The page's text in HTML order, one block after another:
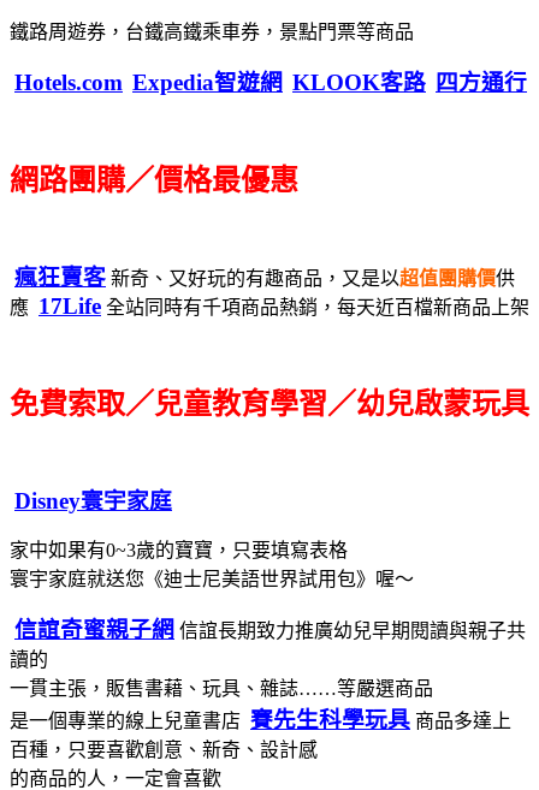
鐵路周遊券，台鐵高鐵乘車券，景點門票等商品
Hotels.com Expedia智遊網 KLOOK客路 四方通行
網路團購／價格最優惠
瘋狂賣客 新奇、又好玩的有趣商品，又是以超值團購價供
應 17Life 全站同時有千項商品熱銷，每天近百檔新商品上架
免費索取／兒童教育學習／幼兒啟蒙玩具
Disney寰宇家庭
家中如果有0~3歲的寶寶，只要填寫表格
寰宇家庭就送您《迪士尼美語世界試用包》喔～
信誼奇蜜親子網 信誼長期致力推廣幼兒早期閱讀與親子共
讀的
一貫主張，販售書藉、玩具、雜誌……等嚴選商品
是一個專業的線上兒童書店 賽先生科學玩具 商品多達上
百種，只要喜歡創意、新奇、設計感
的商品的人，一定會喜歡